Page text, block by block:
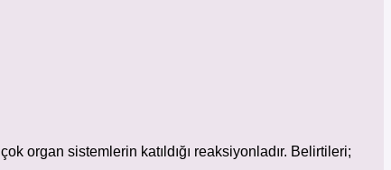
organ sistemlerin katıldığı reaksiyonladır. Belirtileri;